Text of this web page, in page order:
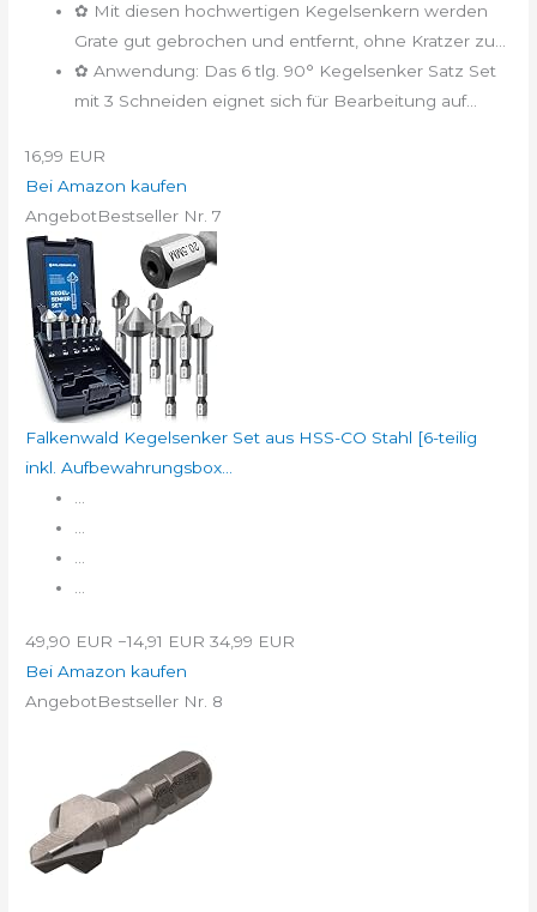
✿ Mit diesen hochwertigen Kegelsenkern werden
Grate gut gebrochen und entfernt, ohne Kratzer zu...
✿ Anwendung: Das 6 tlg. 90° Kegelsenker Satz Set
mit 3 Schneiden eignet sich für Bearbeitung auf...
16,99 EUR
Bei Amazon kaufen
AngebotBestseller Nr. 7
Falkenwald Kegelsenker Set aus HSS-CO Stahl [6-teilig
inkl. Aufbewahrungsbox...
49,90 EUR −14,91 EUR 34,99 EUR
Bei Amazon kaufen
AngebotBestseller Nr. 8